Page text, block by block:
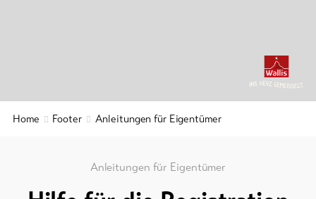
Webcams
Wetter
Home Footer Anleitungen für Eigentümer
Anleitungen für Eigentümer